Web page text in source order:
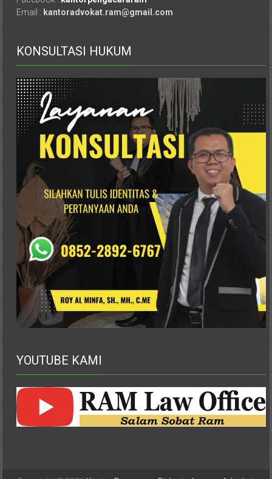
Email : kantoradvokat.ram@gmail.com
KONSULTASI HUKUM
YOUTUBE KAMI